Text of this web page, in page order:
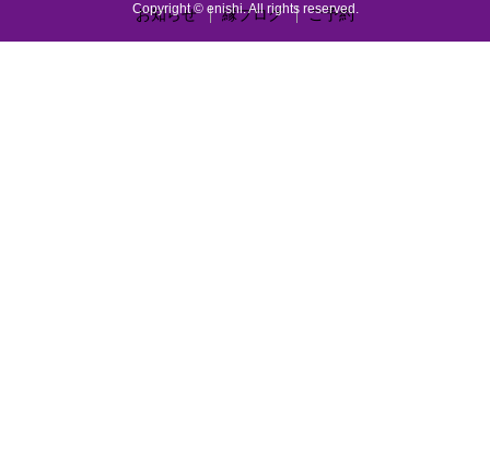
お知らせ 縁ブログ ご予約
Copyright © enishi. All rights reserved.